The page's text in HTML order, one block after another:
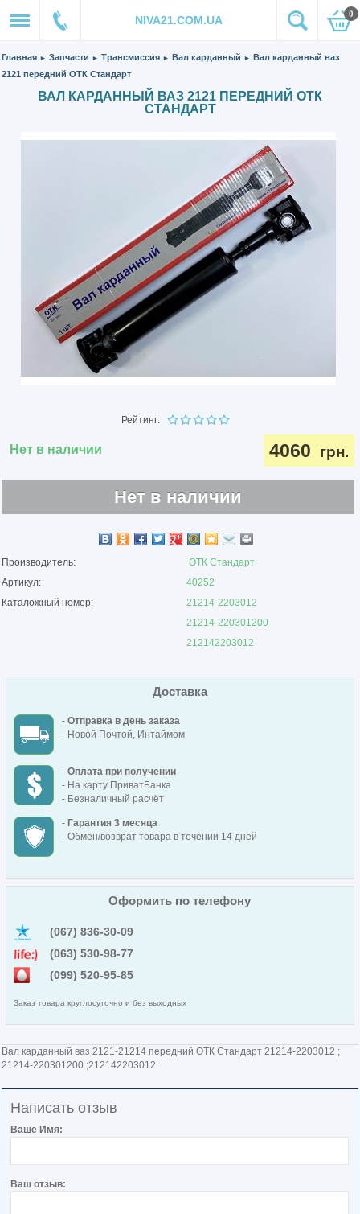
NIVA21.COM.UA 0
Главная ► Запчасти ► Трансмиссия ► Вал карданный ► Вал карданный ваз
2121 передний ОТК Стандарт
ВАЛ КАРДАННЫЙ ВАЗ 2121 ПЕРЕДНИЙ ОТК
СТАНДАРТ
Рейтинг:
Нет в наличии 4060 грн.
Нет в наличии
Производитель:
ОТК Стандарт
Артикул:
40252
Каталожный номер:
21214-2203012
21214-220301200
212142203012
Доставка
- Отправка в день заказа
- Новой Почтой, Интаймом
- Оплата при получении
- На карту ПриватБанка
- Безналичный расчёт
- Гарантия 3 месяца
- Обмен/возврат товара в течении 14 дней
Оформить по телефону
(067) 836-30-09
(063) 530-98-77
(099) 520-95-85
Заказ товара круглосуточно и без выходных
Вал карданный ваз 2121-21214 передний ОТК Стандарт 21214-2203012 ;
21214-220301200 ;212142203012
Написать отзыв
Ваше Имя:
Ваш отзыв: